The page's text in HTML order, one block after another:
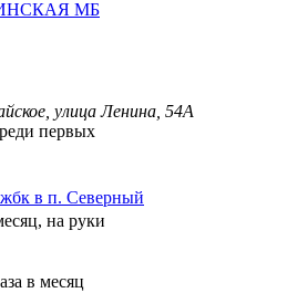
МБ
улица Ленина, 54А
первых
в п. Северный
на руки
в месяц